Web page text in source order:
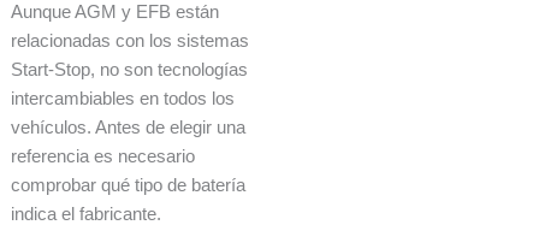
Aunque AGM y EFB están
relacionadas con los sistemas
Start-Stop, no son tecnologías
intercambiables en todos los
vehículos. Antes de elegir una
referencia es necesario
comprobar qué tipo de batería
indica el fabricante.